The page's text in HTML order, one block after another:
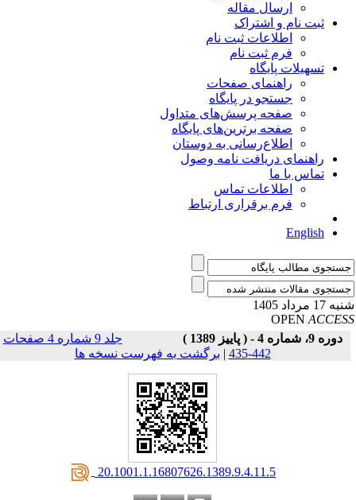
ارسال مقاله
ثبت نام و اشتراک
اطلاعات ثبت نام
فرم ثبت نام
تسهیلات پایگاه
راهنمای صفحات
جستجو در پایگاه
صفحه پرسش‌های متداول
صفحه برترین‌های پایگاه
اطلاع‌رسانی به دوستان
راهنمای دریافت نامه وصول
تماس با ما
اطلاعات تماس
فرم برقراری ارتباط
English
مرداد 1405
OPEN
دوره 9، شماره 4 - ( پاییز 1389 )
جلد 9 شماره 4 صفحات
442-435
|برگشت به فهرست نسخه ها
‎ 20.1001.1.16807626.1389.9.4.11.5